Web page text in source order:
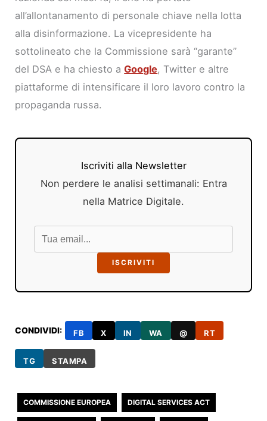
all’allontanamento di personale chiave nella lotta
alla disinformazione. La vicepresidente ha
sottolineato che la Commissione sarà “garante”
del DSA e ha chiesto aGoogle, Twitter e altre
piattaforme di intensificare il loro lavoro contro la
propaganda russa.
Iscriviti alla Newsletter
Non perdere le analisi settimanali: Entra
nella Matrice Digitale.
ISCRIVITI
CONDIVIDI: FB X IN WA @ RT
TG STAMPA
COMMISSIONE EUROPEA DIGITAL SERVICES ACT